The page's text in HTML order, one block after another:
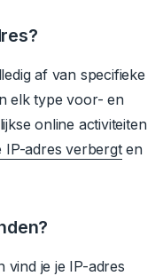
af van specifieke
elk type voor- en
online activiteiten
IP-adres verbergten
vind je je IP-adres